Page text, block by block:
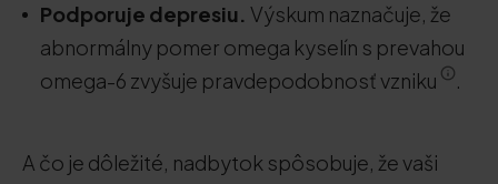
Podporuje depresiu. Výskum naznačuje, že
abnormálny pomer omega kyselín s prevahou
omega-6 zvyšuje pravdepodobnosť vzniku
.
A čo je dôležité, nadbytok spôsobuje, že vaši